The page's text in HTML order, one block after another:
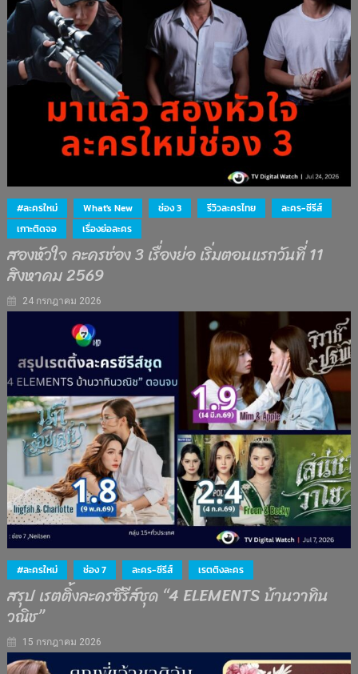
#ละครใหม่ What's New ช่อง 3 รีวิวละครไทย
ละคร-ซีรีส์
เกาะติดจอ
เรื่องย่อละคร
สองหัวใจ ละครช่อง 3 เรื่องย่อ เริ่มตอนแรกวันที่ 11
สิงหาคม 2569
24 กรกฎาคม 2026
#ละครใหม่ ช่อง 7 ละคร-ซีรีส์ เรตติงละคร
สรุป เรตติ้งละครซีรีส์ชุด “4 ELEMENTS บ้านวาทิน
วณิช”
15 กรกฎาคม 2026